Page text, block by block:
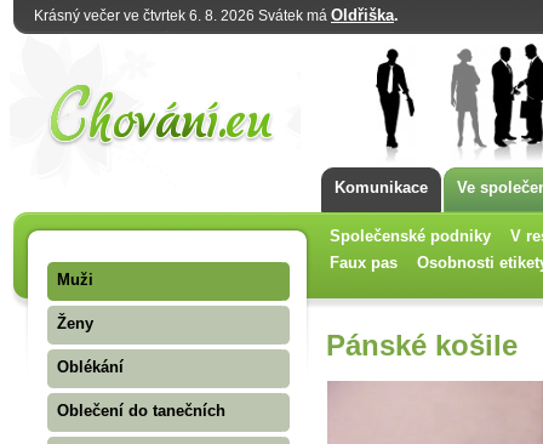
Krásný večer ve čtvrtek 6. 8. 2026 Svátek má Oldřiška.
Komunikace Ve
Společenské podniky
V
Faux pas
Osobnosti
Muži
Ženy
Oblékání
Oblečení do tanečních
Pánské košile